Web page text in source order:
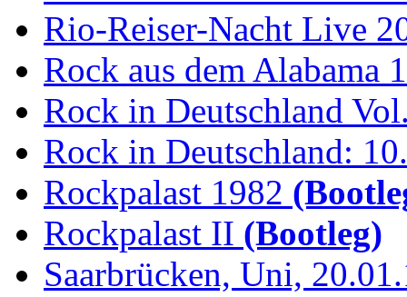
Rio-Reiser-Nacht Live
Rock aus dem Alabama
Rock in Deutschland
Rock in Deutschland:
Rockpalast 1982
Rockpalast II (Bootleg)
Saarbrücken, Uni,